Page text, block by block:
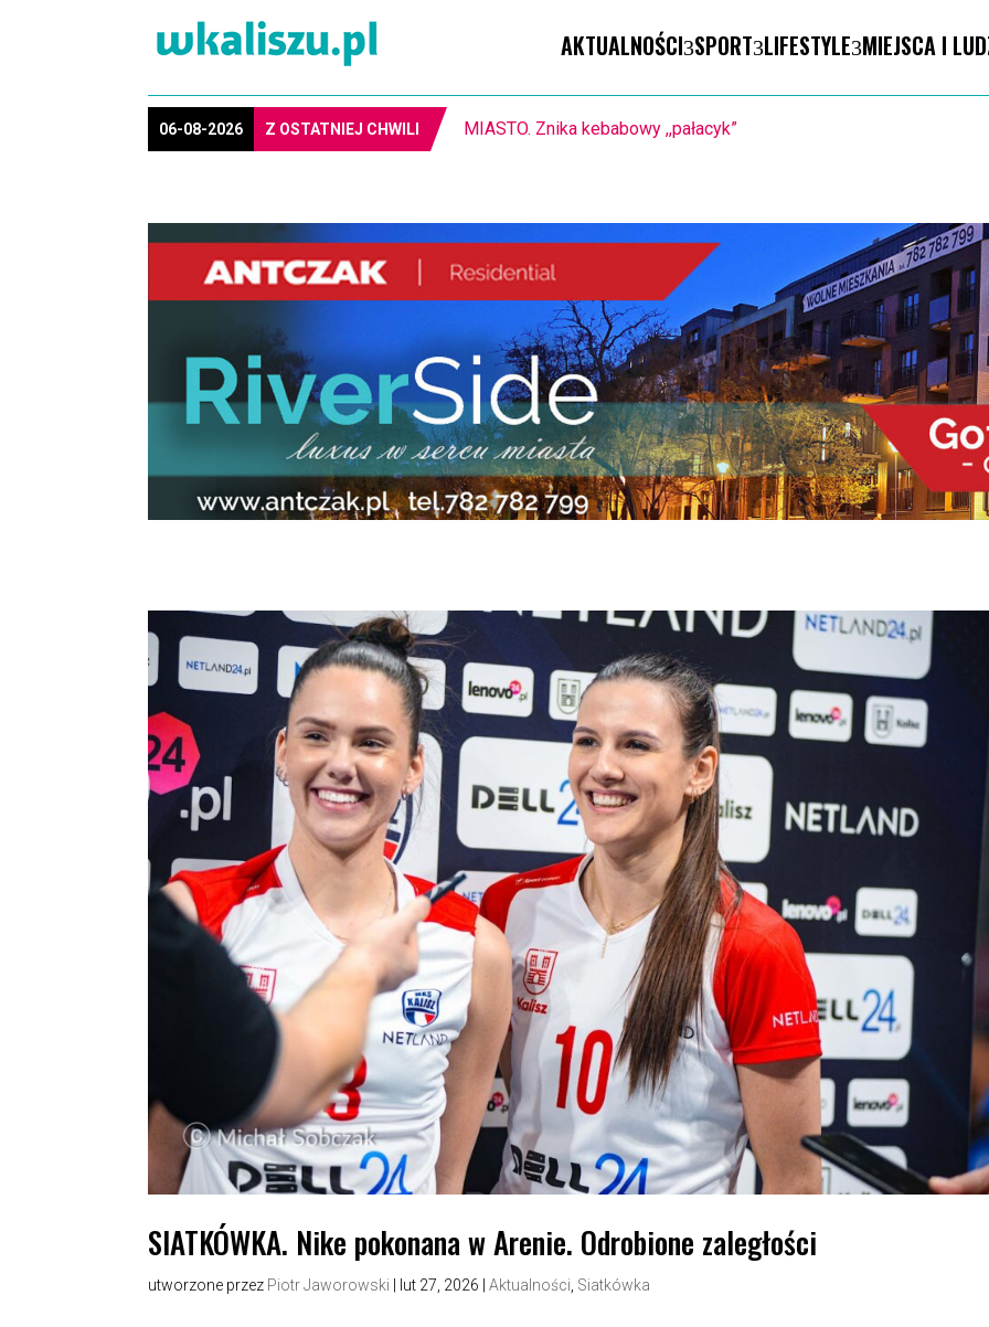
AKTUALNOŚCI SPORT LIFESTYLE MIEJSCA I
06-08-2026 Z OSTATNIEJ CHWILI MIASTO. Znika kebabowy ,,pałacyk”
SIATKÓWKA. Nike pokonana w Arenie. Odrobione zaległości
utworzone przez Piotr Jaworowski lut 27, 2026 |Aktualności Siatkówka